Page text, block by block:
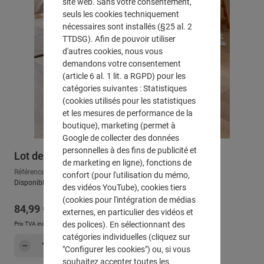
Lot de 2 coffres universels "My Storage"
Référence : 106299
Disponible, délai de livraison : env. 2-3 jours ouvrables
Prix régulier :
84,99 €
Prix TVA incluse, en sus Frais d'expédition
Quantité de produit : Entrez la quantité
Dans le panier
seuls les cookies techniquement
nécessaires sont installés (§25 al. 2
TTDSG). Afin de pouvoir utiliser
d'autres cookies, nous vous
demandons votre consentement
(article 6 al. 1 lit. a RGPD) pour les
catégories suivantes : Statistiques
(cookies utilisés pour les statistiques
et les mesures de performance de la
boutique), marketing (permet à
Google de collecter des données
personnelles à des fins de publicité et
de marketing en ligne), fonctions de
confort (pour l'utilisation du mémo,
des vidéos YouTube), cookies tiers
(cookies pour l'intégration de médias
externes, en particulier des vidéos et
des polices). En sélectionnant des
catégories individuelles (cliquez sur
"Configurer les cookies") ou, si vous
souhaitez accepter toutes les